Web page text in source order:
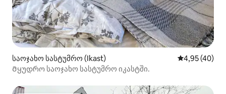
საოჯახო სასტუმრო (Ikast) საშუალო
4,95 (40)
Მყუდრო საოჯახო სასტუმრო იკასტში.